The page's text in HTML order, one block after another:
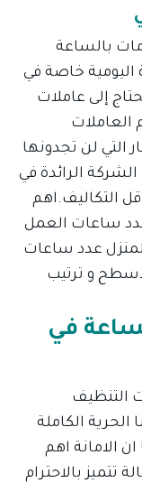
بالساعة
خاصة في
إلى عاملات
العاملات
التي لن تجدونها
الرائدة في
التكاليف.اهم
عدد ساعات العمل
عدد ساعات
و ترتيب
في
التنظيف
الكاملة
الامانة اهم
تتميز بالاحترام